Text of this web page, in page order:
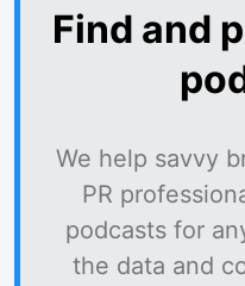
Find and
We help savvy
PR
podcasts for
the data and